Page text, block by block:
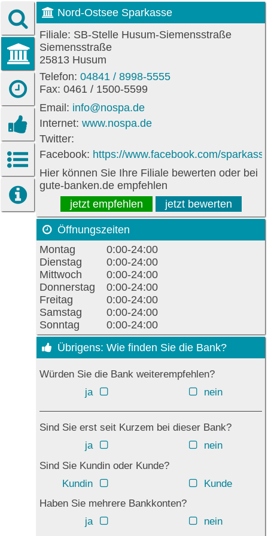
Nord-Ostsee Sparkasse
Filiale: SB-Stelle Husum-Siemensstraße
Siemensstraße
25813 Husum
Telefon: 04841 / 8998-5555
Fax: 0461 / 1500-5599
Email: info@nospa.de
Internet: www.nospa.de
Twitter:
Facebook: https://www.facebook.com/
Hier können Sie Ihre Filiale bewerten oder bei
gute-banken.de empfehlen
jetzt empfehlen
jetzt bewerten
Öffnungszeiten
Montag
0:00-24:00
Dienstag
0:00-24:00
Mittwoch
0:00-24:00
Donnerstag
0:00-24:00
Freitag
0:00-24:00
Samstag
0:00-24:00
Sonntag
0:00-24:00
Übrigens: Wie finden Sie die Bank?
Würden Sie die Bank weiterempfehlen?
ja
nein
Sind Sie erst seit Kurzem bei dieser Bank?
ja
nein
Sind Sie Kundin oder Kunde?
Kundin
Kunde
Haben Sie mehrere Bankkonten?
ja
nein